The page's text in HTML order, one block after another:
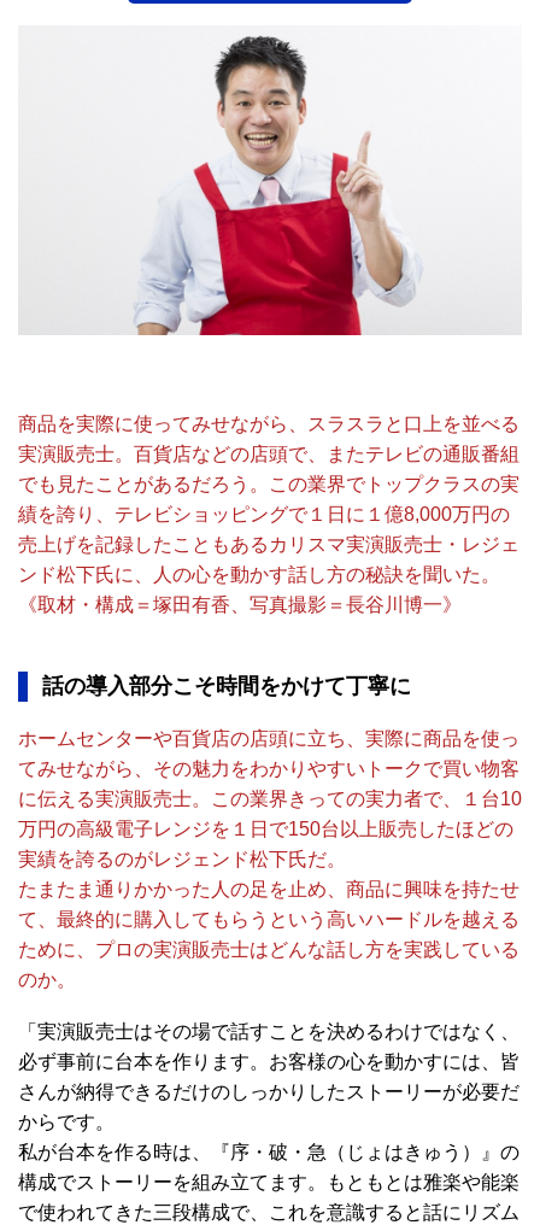
商品を実際に使ってみせながら、スラスラと口上を並べる
実演販売士。百貨店などの店頭で、またテレビの通販番組
でも見たことがあるだろう。この業界でトップクラスの実
績を誇り、テレビショッピングで１日に１億8,000万円の
売上げを記録したこともあるカリスマ実演販売士・レジェ
ンド松下氏に、人の心を動かす話し方の秘訣を聞いた。
《取材・構成＝塚田有香、写真撮影＝長谷川博一》
話の導入部分こそ時間をかけて丁寧に
ホームセンターや百貨店の店頭に立ち、実際に商品を使っ
てみせながら、その魅力をわかりやすいトークで買い物客
に伝える実演販売士。この業界きっての実力者で、１台10
万円の高級電子レンジを１日で150台以上販売したほどの
実績を誇るのがレジェンド松下氏だ。
たまたま通りかかった人の足を止め、商品に興味を持たせ
て、最終的に購入してもらうという高いハードルを越える
ために、プロの実演販売士はどんな話し方を実践している
のか。
「実演販売士はその場で話すことを決めるわけではなく、
必ず事前に台本を作ります。お客様の心を動かすには、皆
さんが納得できるだけのしっかりしたストーリーが必要だ
からです。
私が台本を作る時は、『序・破・急（じょはきゅう）』の
構成でストーリーを組み立てます。もともとは雅楽や能楽
で使われてきた三段構成で、これを意識すると話にリズム